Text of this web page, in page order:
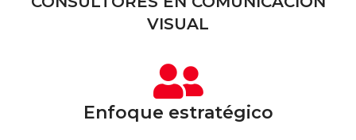
VISUAL
Enfoque estratégico